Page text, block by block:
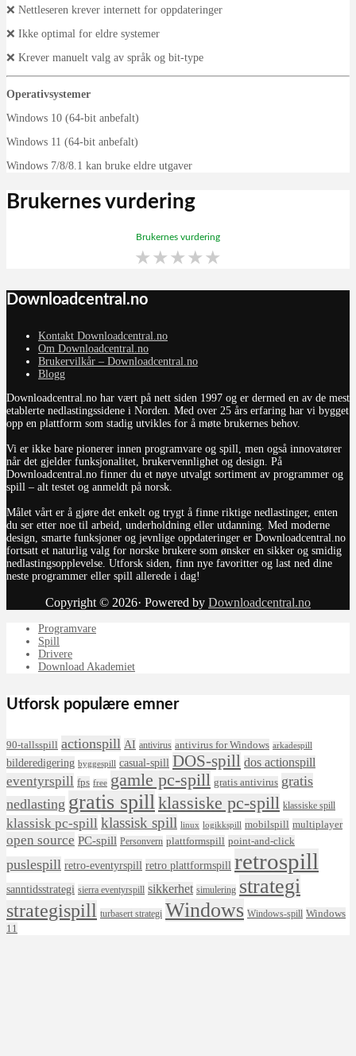
❌ Nettleseren krever internett for oppdateringer
❌ Ikke optimal for eldre systemer
❌ Krever manuelt valg av språk og bit-type
Operativsystemer
Windows 10 (64-bit anbefalt)
Windows 11 (64-bit anbefalt)
Windows 7/8/8.1 kan bruke eldre utgaver
Brukernes vurdering
Brukernes vurdering
★★★★★
Downloadcentral.no
Kontakt Downloadcentral.no
Om Downloadcentral.no
Brukervilkår – Downloadcentral.no
Blogg
Downloadcentral.no har vært på nett siden 1997 og er dermed en av de mest
etablerte nedlastingssidene i Norden. Med over 25 års erfaring har vi bygget
opp en plattform som stadig utvikles for å møte brukernes behov.
Vi er ikke bare pionerer innen programvare og spill, men også innovatører
når det gjelder funksjonalitet, brukervennlighet og design. På
Downloadcentral.no finner du et nøye utvalgt sortiment av programmer og
spill – alt testet og anmeldt på norsk.
Målet vårt er å gjøre det enkelt og trygt å finne riktige nedlastinger, enten
du ser etter noe til arbeid, underholdning eller utdanning. Med moderne
design, smarte funksjoner og jevnlige oppdateringer er Downloadcentral.no
fortsatt et naturlig valg for norske brukere som ønsker en sikker og smidig
nedlastingsopplevelse. Utforsk siden, finn nye favoritter og last ned dine
neste programmer eller spill allerede i dag!
Copyright © 2026· Powered by Downloadcentral.no
Programvare
Spill
Drivere
Download Akademiet
Utforsk populære emner
90-tallsspill actionspill AI antivirus antivirus for Windows arkadespill
bilderedigering byggespill casual-spill DOS-spill dos actionspill
eventyrspill fps free gamle pc-spill gratis antivirus gratis
nedlasting gratis spill klassiske pc-spill klassiske spill
klassisk pc-spill klassisk spill linux logikkspill mobilspill multiplayer
open source PC-spill Personvern plattformspill point-and-click
puslespill retro-eventyrspill retro plattformspill retrospill
sanntidsstrategi sierra eventyrspill sikkerhet simulering strategi
strategispill turbasert strategi Windows Windows-spill Windows
11